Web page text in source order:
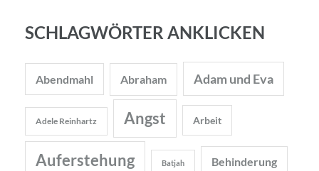
SCHLAGWÖRTER ANKLICKEN
Abendmahl Abraham Adam und Eva
Adele Reinhartz Angst Arbeit
Auferstehung Batjah Behinderung